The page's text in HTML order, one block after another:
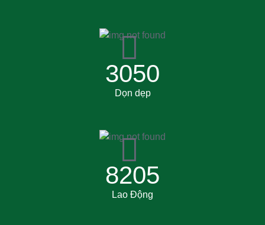
3050
Dọn dẹp
8205
Lao Động